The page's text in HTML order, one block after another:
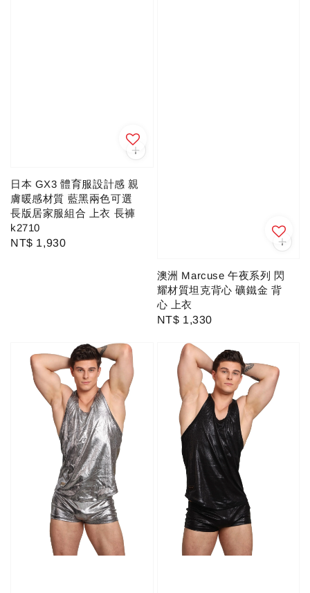
日本 GX3 體育服設計感 親
膚暖感材質 藍黑兩色可選
長版居家服組合 上衣 長褲
k2710
Regular
NT$ 1,930
澳洲 Marcuse 午夜系列 閃
耀材質坦克背心 礦鐵金 背
心 上衣
Regular
NT$ 1,330